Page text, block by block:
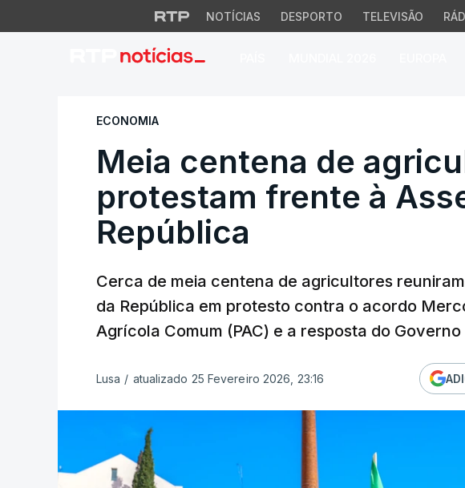
NOTÍCIAS DESPORTO TELEVISÃO
Meia centena de
ECONOMIA
Meia centena de
protestam frente à
República
Cerca de meia centena de agricultores
da República em protesto contra o acordo
Agrícola Comum (PAC) e a resposta do
Lusa / atualizado 25 Fevereiro 2026, 23:16